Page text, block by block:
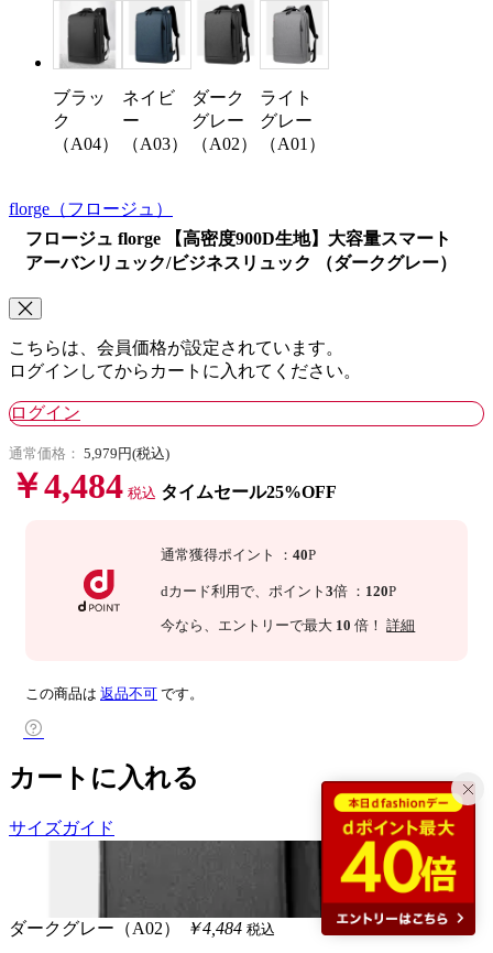
ブラッ
ク
（A04）
ネイビ
ー
（A03）
ダーク
グレー
（A02）
ライト
グレー
（A01）
florge （フロージュ）
フロージュ florge 【高密度900D生地】大容量スマート
アーバンリュック/ビジネスリュック （ダークグレー）
こちらは、会員価格が設定されています。
ログインしてからカートに入れてください。
ログイン
通常価格： 5,979円(税込)
￥4,484 税込 タイムセール25%OFF
通常獲得ポイント ：40P
dカード利用で、ポイント3倍 ： 120P
今なら 、エントリーで最大 10 倍！詳細
この商品は 返品不可 です。
カートに入れる
サイズガイド
ダークグレー（A02） ￥4,484 税込